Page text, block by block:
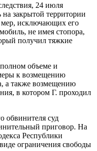
24 июля
закрытой территории
мер, исключающих его
не имея стопора,
получил тяжкие
объеме и
к возмещению
а также возмещению
в котором Г. проходил
обвинителя суд
приговор. На
Республики
ограничения свободы